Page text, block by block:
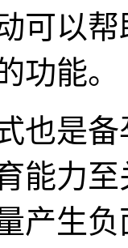
可以
功能。
是备
能力
产生